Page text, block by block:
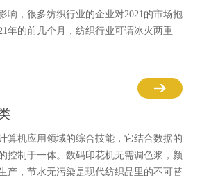
响，很多纺织行业的企业对2021的市场抱
年的前几个月，纺织行业可谓冰火两重
算机应用领域的综合技能，它结合数据的
控制于一体。数码印花机无需调色浆，颜
产，节水无污染是现代纺织品里的不可替